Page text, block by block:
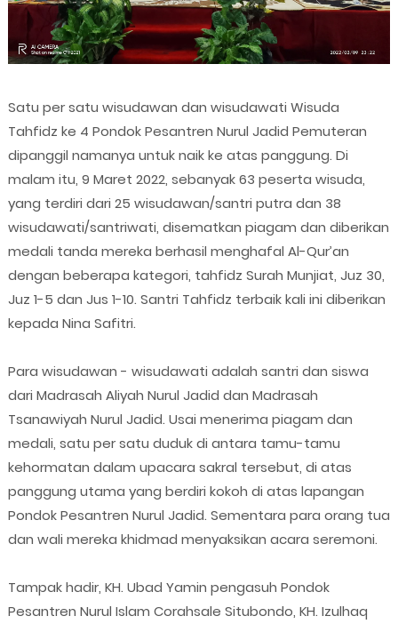
Satu per satu wisudawan dan wisudawati Wisuda
Tahfidz ke 4 Pondok Pesantren Nurul Jadid Pemuteran
dipanggil namanya untuk naik ke atas panggung. Di
malam itu, 9 Maret 2022, sebanyak 63 peserta wisuda,
yang terdiri dari 25 wisudawan/santri putra dan 38
wisudawati/santriwati, disematkan piagam dan diberikan
medali tanda mereka berhasil menghafal Al-Qur’an
dengan beberapa kategori, tahfidz Surah Munjiat, Juz 30,
Juz 1-5 dan Jus 1-10. Santri Tahfidz terbaik kali ini diberikan
kepada Nina Safitri.
Para wisudawan - wisudawati adalah santri dan siswa
dari Madrasah Aliyah Nurul Jadid dan Madrasah
Tsanawiyah Nurul Jadid. Usai menerima piagam dan
medali, satu per satu duduk di antara tamu-tamu
kehormatan dalam upacara sakral tersebut, di atas
panggung utama yang berdiri kokoh di atas lapangan
Pondok Pesantren Nurul Jadid. Sementara para orang tua
dan wali mereka khidmad menyaksikan acara seremoni.
Tampak hadir, KH. Ubad Yamin pengasuh Pondok
Pesantren Nurul Islam Corahsale Situbondo, KH. Izulhaq